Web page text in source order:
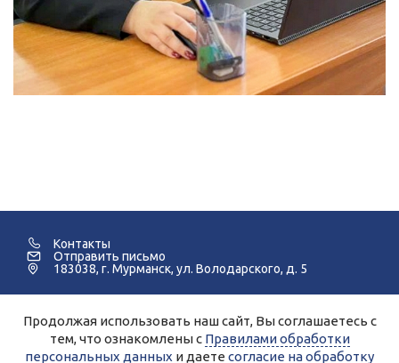
Контакты
Отправить письмо
183038, г. Мурманск, ул. Володарского, д. 5
©2005-2026 Мурманский Педагогический Колледж.
Для улучшения работы сайта и его взаимодействия с
Продолжая использовать наш сайт, Вы соглашаетесь с
тем, что ознакомлены с Правилами обработки
персональных данных и даете согласие на обработку